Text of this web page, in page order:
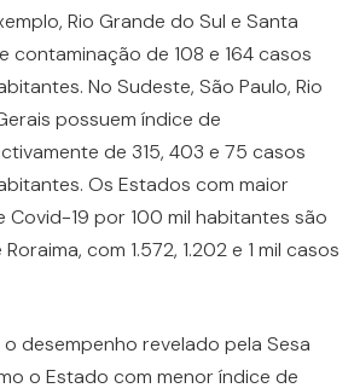
Rio Grande do Sul e Santa
contaminação de 108 e 164 casos
No Sudeste, São Paulo, Rio
possuem índice de
de 315, 403 e 75 casos
Os Estados com maior
Covid-19 por 100 mil habitantes são
com 1.572, 1.202 e 1 mil casos
desempenho revelado pela Sesa
o Estado com menor índice de